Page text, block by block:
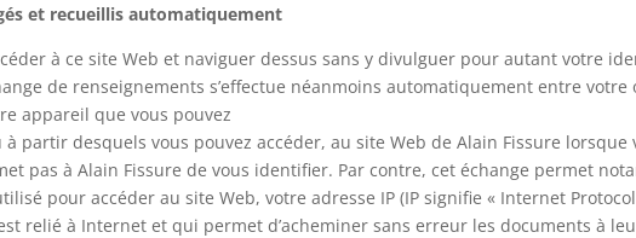
et recueillis automatiquement
à ce site Web et naviguer dessus sans y divulguer pour autant votre
de renseignements s’effectue néanmoins automatiquement entre
appareil que vous pouvez
partir desquels vous pouvez accéder, au site Web de Alain Fissure lorsque
pas à Alain Fissure de vous identifier. Par contre, cet échange permet
pour accéder au site Web, votre adresse IP (IP signifie « Internet
relié à Internet et qui permet d’acheminer sans erreur les documents à